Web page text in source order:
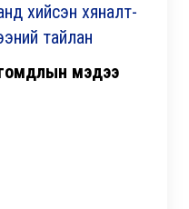
хийсэн хяналт-
тайлан
гомдлын мэдээ